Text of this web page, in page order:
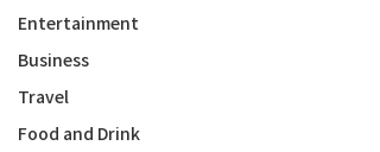
Entertainment
Business
Travel
Food and Drink